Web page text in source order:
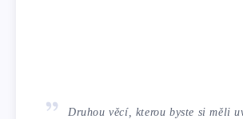
Druhou věcí, kterou byste si měli